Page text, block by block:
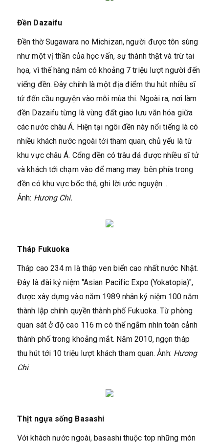
Đền Dazaifu
Đền thờ Sugawara no Michizan, người được tôn sùng
như một vị thần của học vấn, sự thành thật và trừ tai
họa, vì thế hàng năm có khoảng 7 triệu lượt người đến
viếng đền. Đây chính là một địa điểm thu hút nhiều sĩ
tử đến cầu nguyện vào mỗi mùa thi. Ngoài ra, nơi làm
đền Dazaifu từng là vùng đất giao lưu văn hóa giữa
các nước châu Á. Hiện tại ngôi đền này nổi tiếng là có
nhiều khách nước ngoài tới tham quan, chủ yếu là từ
khu vực châu Á. Cổng đền có trâu đá được nhiều sĩ tử
và khách tới chạm vào để mang may. bên phía trong
đền có khu vực bốc thẻ, ghi lời ước nguyện…
Ảnh: Hương Chi.
Tháp Fukuoka
Tháp cao 234 m là tháp ven biển cao nhất nước Nhật.
Đây là đài kỷ niệm "Asian Pacific Expo (Yokatopia)",
được xây dựng vào năm 1989 nhân kỷ niệm 100 năm
thành lập chính quyền thành phố Fukuoka. Từ phòng
quan sát ở độ cao 116 m có thể ngắm nhìn toàn cảnh
thành phố trong khoảng mắt. Năm 2010, ngọn tháp
thu hút tới 10 triệu lượt khách tham quan. Ảnh: Hương
Chi.
Thịt ngựa sống Basashi
Với khách nước ngoài, basashi thuộc top những món